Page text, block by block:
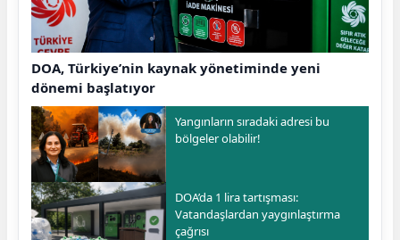
DOA, Türkiye’nin kaynak yönetiminde yeni
dönemi başlatıyor
Yangınların sıradaki adresi bu
bölgeler olabilir!
DOA’da 1 lira tartışması:
Vatandaşlardan yaygınlaştırma
çağrısı